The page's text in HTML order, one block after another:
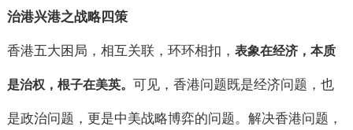
治港兴港之战略四策
香港五大困局，相互关联，环环相扣， 表象在经济，本质
是治权，根子在美英。 可见，香港问题既是经济问题，也
是政治问题，更是中美战略博弈的问题。解决香港问题，